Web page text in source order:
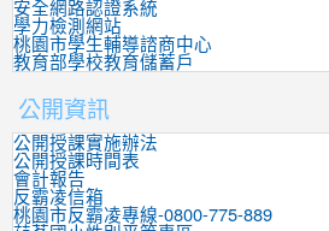
安全網路認證系統
學力檢測網站
桃園市學生輔導諮商中心
教育部學校教育儲蓄戶
公開資訊
公開授課實施辦法
公開授課時間表
會計報告
反霸凌信箱
桃園市反霸凌專線-0800-775-889